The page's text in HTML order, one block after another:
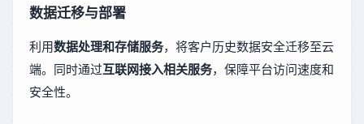
数据迁移与部署
利用数据处理和存储服务，将客户历史数据安全迁移至云
端。同时通过互联网接入相关服务，保障平台访问速度和
安全性。